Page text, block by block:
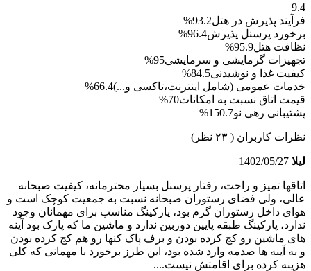
9.4
فرآیند پذیرش در هتل93.2%
برخورد پرسنل پذیرش96.4%
نظافت هتل95.9%
تجهیزات گرمایشی و سرمایشی95%
کیفیت غذا و نوشیدنی84.5%
خدمات عمومی (شامل اینترنت،تاکسی و...)66.4%
قیمت اتاق نسبت به امکانات70%
پشتیبانی رهی نو150.7%
نظرات کاربران ( ۲۳ نظر)
لیلا 1402/05/27
اتاقها تمیز و راحت، رفتار پرسنل بسیار محترمانه، کیفیت صبحانه
عالی، ولی فضای رستوران صبحانه نسبت به جمعیت کوچک است و
هوای داخل رستوران گرم بود، پارکینگ مناسب برای مهمانان وجود
ندارد، پارکینگ طبقه پایین دوربین ندارد و ماشین ما که پارک بود آینه
های ماشین رو کج کرده بودن و برف پاک کنها رو هم کج کرده بودن
و به آینه ها صدمه وارد شده بود، این طرز برخورد با مهمانی که کلی
هزینه کرده برای اقامتش نیست....